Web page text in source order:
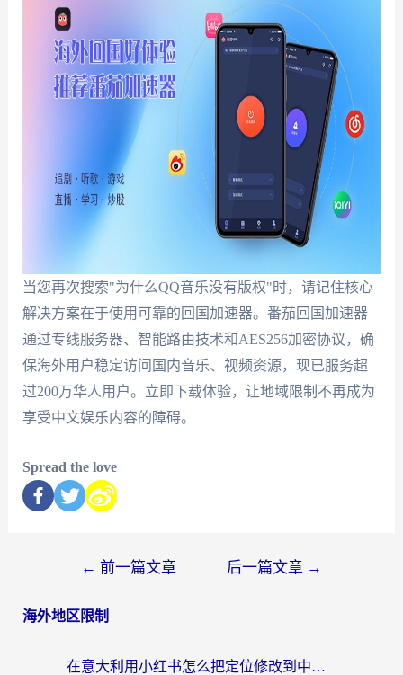
当您再次搜索"为什么QQ音乐没有版权"时，请记住核心
解决方案在于使用可靠的回国加速器。番茄回国加速器
通过专线服务器、智能路由技术和AES256加密协议，确
保海外用户稳定访问国内音乐、视频资源，现已服务超
过200万华人用户。立即下载体验，让地域限制不再成为
享受中文娱乐内容的障碍。
Spread the love
← 前一篇文章 后一篇文章 →
海外地区限制
在意大利用小红书怎么把定位修改到中国国内？3个实用技巧+1个靠谱工具帮你搞定